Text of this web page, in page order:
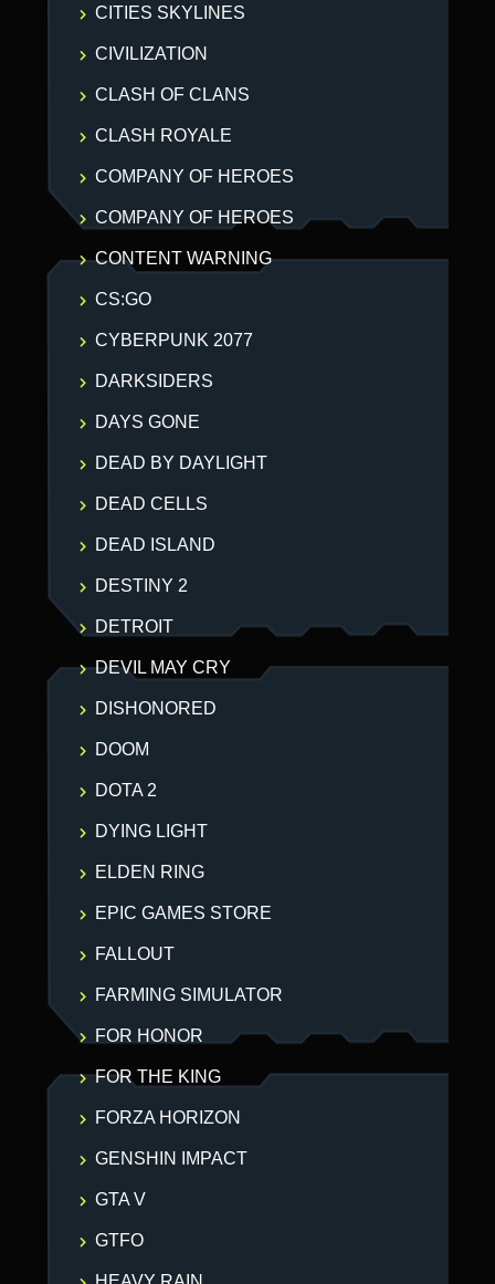
CITIES SKYLINES
CIVILIZATION
CLASH OF CLANS
CLASH ROYALE
COMPANY OF HEROES
COMPANY OF HEROES
CONTENT WARNING
CS:GO
CYBERPUNK 2077
DARKSIDERS
DAYS GONE
DEAD BY DAYLIGHT
DEAD CELLS
DEAD ISLAND
DESTINY 2
DETROIT
DEVIL MAY CRY
DISHONORED
DOOM
DOTA 2
DYING LIGHT
ELDEN RING
EPIC GAMES STORE
FALLOUT
FARMING SIMULATOR
FOR HONOR
FOR THE KING
FORZA HORIZON
GENSHIN IMPACT
GTA V
GTFO